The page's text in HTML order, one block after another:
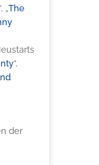
“, „The
“,
der